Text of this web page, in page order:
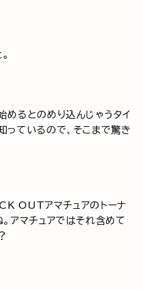
るとのめり込んじゃうタイ
っているので、そこまで驚き
OUTアマチュアのトーナ
アマチュアではそれ含めて